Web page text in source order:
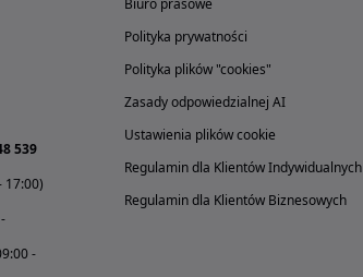
539
17:00)
-
Biuro prasowe
Polityka prywatności
Polityka plików "cookies"
Zasady odpowiedzialnej AI
Ustawienia plików cookie
Regulamin dla Klientów Indywidualnych
Regulamin dla Klientów Biznesowych